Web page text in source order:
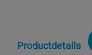
Productdetails